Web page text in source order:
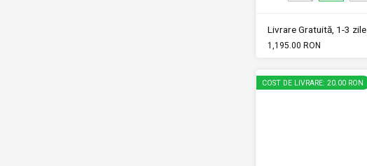
Livrare Gratuită, 1-3 zile
1,195.00 RON
COST DE LIVRARE: 20.00 RON